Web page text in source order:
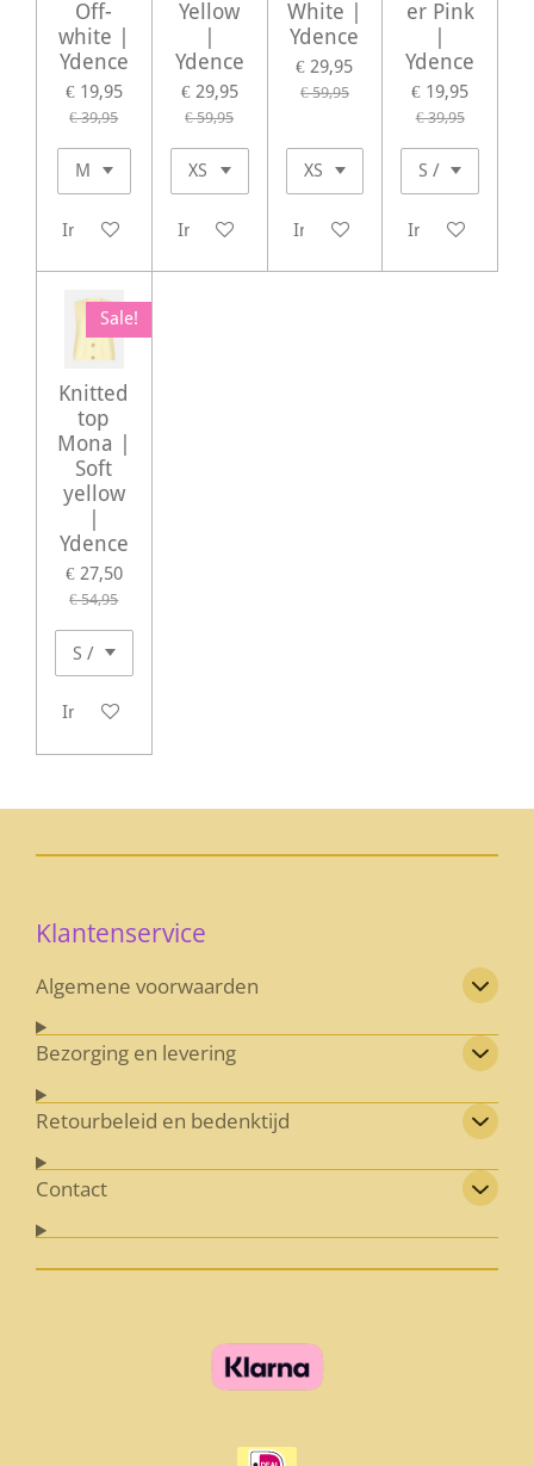
Off-
white |
Ydence
€ 19,95
€ 39,95
In winkelwagen
Yellow
|
Ydence
€ 29,95
€ 59,95
In winkelwagen
White |
Ydence
€ 29,95
€ 59,95
In winkelwagen
er Pink
|
Ydence
€ 19,95
€ 39,95
In winkelwagen
Sale!
Knitted
top
Mona |
Soft
yellow
Ydence
€ 27,50
€ 54,95
In winkelwagen
Klantenservice
Algemene voorwaarden
Bezorging en levering
Retourbeleid en bedenktijd
Contact